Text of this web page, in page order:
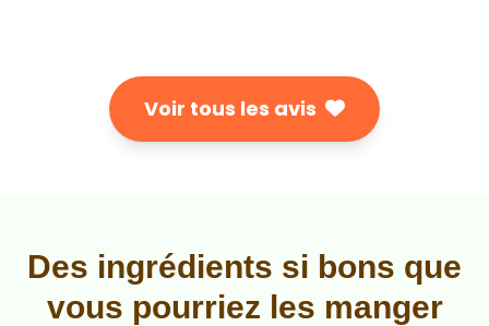
Voir tous les avis
Des ingrédients si bons que
vous pourriez les manger